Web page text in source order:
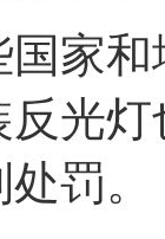
国家
光
罚。